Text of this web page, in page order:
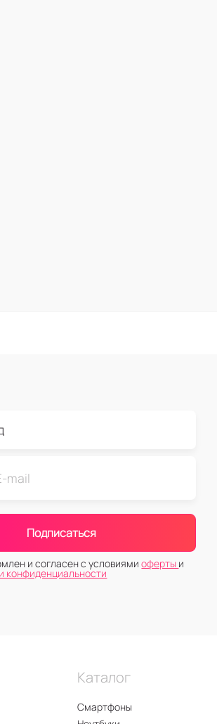
Подписаться
и согласен с условиямиоферты и
конфиденциальности
Каталог
Смартфоны